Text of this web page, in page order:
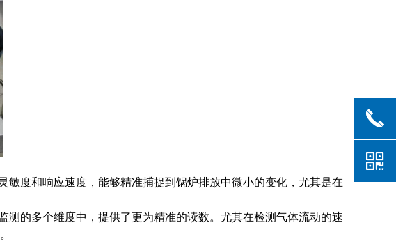
度和响应速度，能够精准捕捉到锅炉排放中微小的变化，尤其是在
的多个维度中，提供了更为精准的读数。尤其在检测气体流动的速
끅
낃